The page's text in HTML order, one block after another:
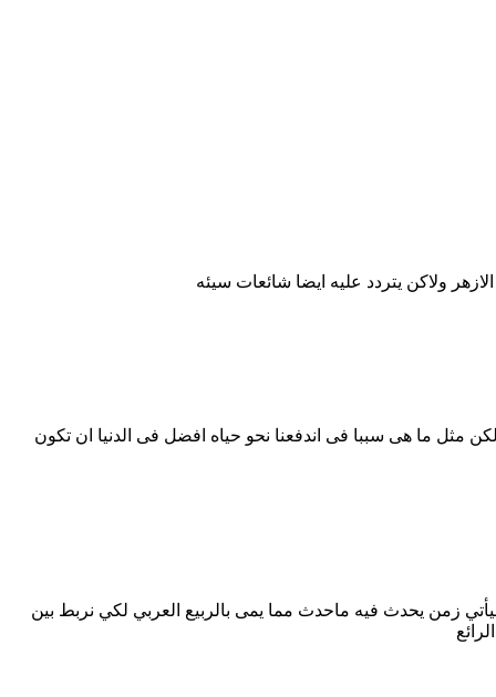
ولاكن يتردد عليه ايضا شائعات سيئه
لكن مثل ما هى سببا فى اندفعنا نحو حياه افضل فى الدنيا ان تكون
زمن يحدث فيه ماحدث مما يمى بالربيع العربي لكي نربط بين